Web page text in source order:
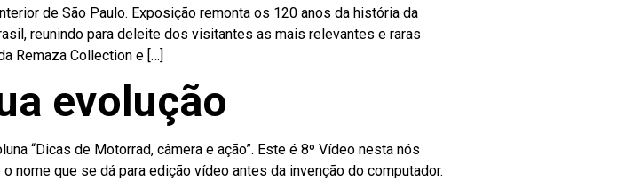
de São Paulo. Exposição remonta os 120 anos da história da
reunindo para deleite dos visitantes as mais relevantes e raras
Remaza Collection e […]
evolução
“Dicas de Motorrad, câmera e ação”. Este é 8º Vídeo nesta nós
que se dá para edição vídeo antes da invenção do computador.